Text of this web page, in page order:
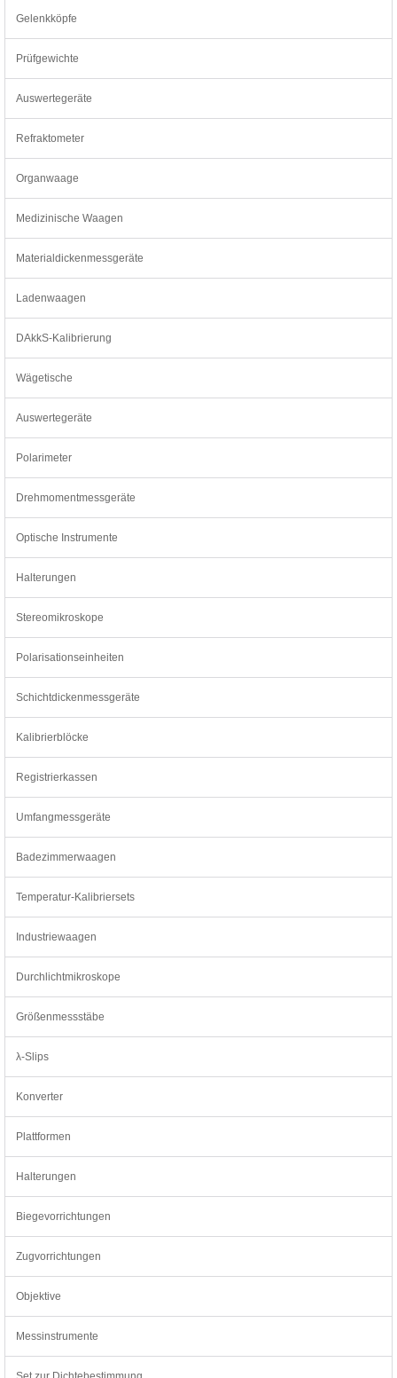
Gelenkköpfe
Prüfgewichte
Auswertegeräte
Refraktometer
Organwaage
Medizinische Waagen
Materialdickenmessgeräte
Ladenwaagen
DAkkS-Kalibrierung
Wägetische
Auswertegeräte
Polarimeter
Drehmomentmessgeräte
Optische Instrumente
Halterungen
Stereomikroskope
Polarisationseinheiten
Schichtdickenmessgeräte
Kalibrierblöcke
Registrierkassen
Umfangmessgeräte
Badezimmerwaagen
Temperatur-Kalibriersets
Industriewaagen
Durchlichtmikroskope
Größenmessstäbe
λ-Slips
Konverter
Plattformen
Halterungen
Biegevorrichtungen
Zugvorrichtungen
Objektive
Messinstrumente